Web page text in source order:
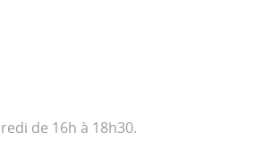
de 16h à 18h30.